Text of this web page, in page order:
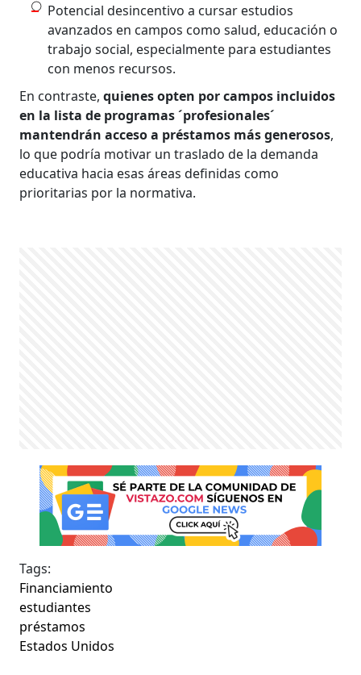
Potencial desincentivo a cursar estudios
avanzados en campos como salud, educación o
trabajo social, especialmente para estudiantes
con menos recursos.
En contraste,quienes opten por campos incluidos
en la lista de programas ´profesionales´
mantendrán acceso a préstamos más generosos,
lo que podría motivar un traslado de la demanda
educativa hacia esas áreas definidas como
prioritarias por la normativa.
Tags:
Financiamiento
estudiantes
préstamos
Estados Unidos